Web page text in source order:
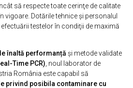
să respecte toate cerinţe de calitate
vigoare. Dotările tehnice şi personalul
testelor în condiţii de maximă
înaltă performanță și metode validate
Time PCR) , noul laborator de
România este capabil să
privind posibila contaminare cu